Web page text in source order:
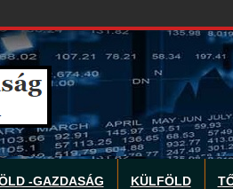
-GAZDASÁG KÜLFÖLD